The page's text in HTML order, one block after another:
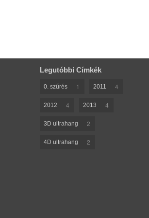
Legutóbbi Címkék
0. szűrés 1 2011 4
2012 4 2013 4
3D ultrahang 2
4D ultrahang 2